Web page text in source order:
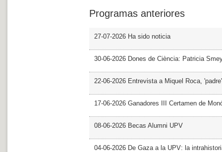
Programas anteriores
27-07-2026 Ha sido noticia
30-06-2026 Dones de Ciència: Patricia
22-06-2026 Entrevista a Miquel Roca,
17-06-2026 Ganadores III Certamen de
08-06-2026 Becas Alumni UPV
04-06-2026 De Gaza a la UPV: la